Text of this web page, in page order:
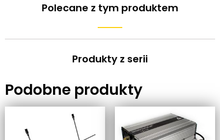
Polecane z tym produktem
Produkty z serii
Podobne produkty